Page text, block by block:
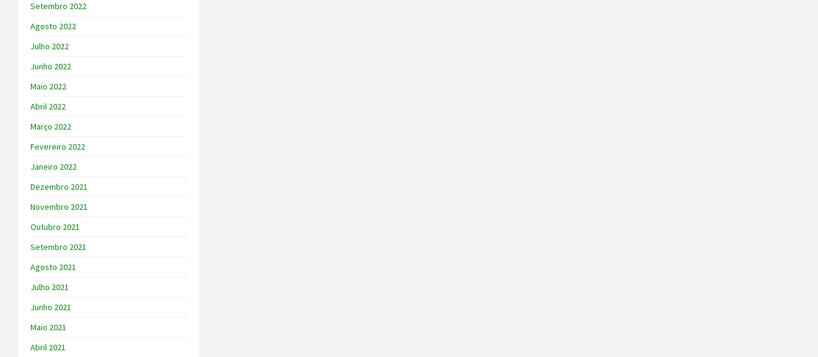
Setembro 2022
Agosto 2022
Julho 2022
Junho 2022
Maio 2022
Abril 2022
Março 2022
Fevereiro 2022
Janeiro 2022
Dezembro 2021
Novembro 2021
Outubro 2021
Setembro 2021
Agosto 2021
Julho 2021
Junho 2021
Maio 2021
Abril 2021